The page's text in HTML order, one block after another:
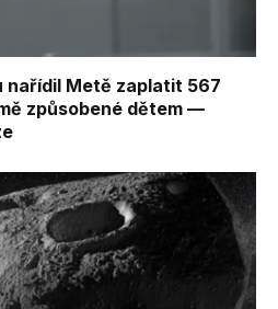
nařídil Metě zaplatit 567
způsobené dětem —